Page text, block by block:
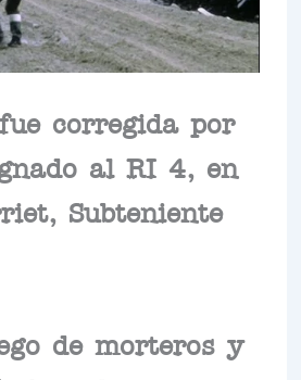
corregida por
al RI 4, en
Subteniente
de morteros y